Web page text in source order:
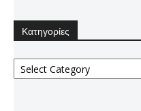
Κατηγορίες
Κατηγορίες